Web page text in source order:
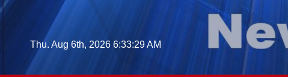
Skip
contentThu. Aug 6th, 2026 6:33:31 AM